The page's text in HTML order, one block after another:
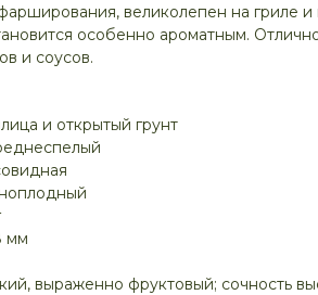
великолепен на гриле
особенно ароматным.
и соусов.
и открытый грунт
мм
выраженно фруктовый; сочность